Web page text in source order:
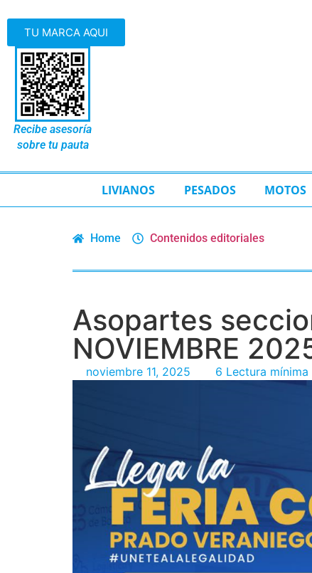
TU MARCA AQUI
Recibe asesoría
sobre tu pauta
LIVIANOS PESADOS MOTOS
Home Contenidos editoriales
Asopartes
NOVIEMBRE
noviembre 11, 2025 6 Lectura mínima